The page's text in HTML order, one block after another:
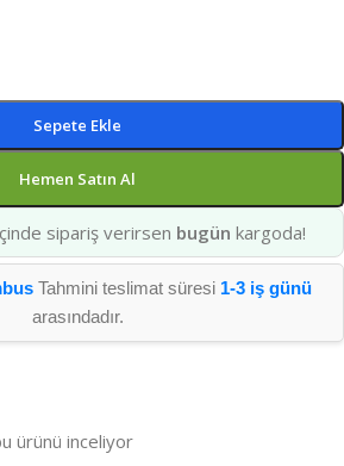
Sepete Ekle
Hemen Satın Al
sipariş verirsen bugün kargoda!
Tahmini teslimat süresi 1-3 iş günü
arasındadır.
ürünü inceliyor